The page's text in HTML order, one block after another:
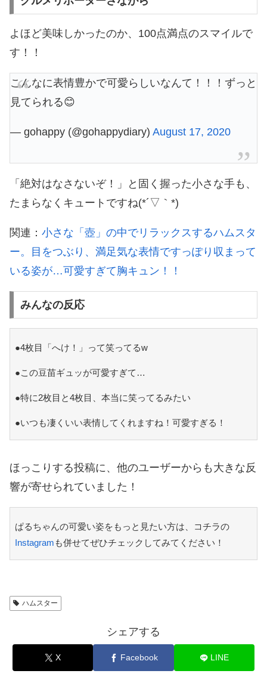
よほど美味しかったのか、100点満点のスマイルで
す！！
こんなに表情豊かで可愛らしいなんて！！！ずっと
見てられる😊
— gohappy (@gohappydiary) August 17, 2020
「絶対はなさないぞ！」と固く握った小さな手も、
たまらなくキュートですね(*´▽｀*)
関連： 小さな「壺」の中でリラックスするハムスタ
ー。目をつぶり、満足気な表情ですっぽり収まって
いる姿が…可愛すぎて胸キュン！！
みんなの反応
●4枚目「へけ！」って笑ってるw
●この豆苗ギュッが可愛すぎて…
●特に2枚目と4枚目、本当に笑ってるみたい
●いつも凄くいい表情してくれますね！可愛すぎる！
ほっこりする投稿に、他のユーザーからも大きな反
響が寄せられていました！
ぱるちゃんの可愛い姿をもっと見たい方は、コチラの
Instagram も併せてぜひチェックしてみてください！
ハムスター
シェアする
X Facebook LINE